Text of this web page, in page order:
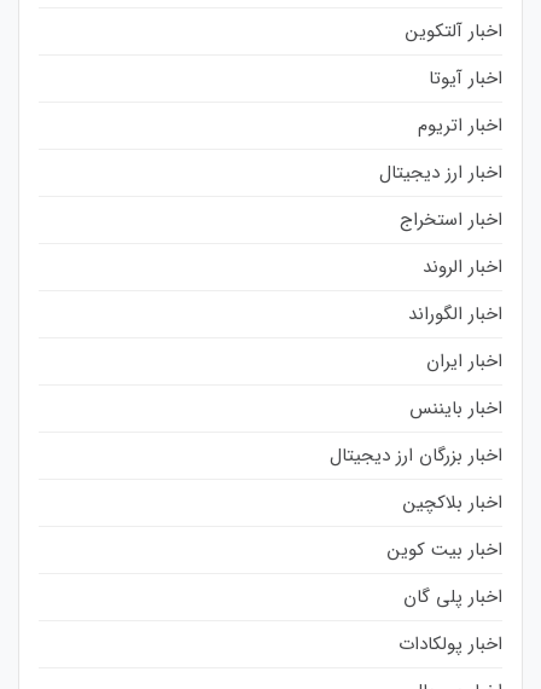
اخبار آلتکوین
اخبار آیوتا
اخبار اتریوم
اخبار ارز دیجیتال
اخبار استخراج
اخبار الروند
اخبار الگوراند
اخبار ایران
اخبار بایننس
اخبار بزرگان ارز دیجیتال
اخبار بلاکچین
اخبار بیت کوین
اخبار پلی گان
اخبار پولکادات